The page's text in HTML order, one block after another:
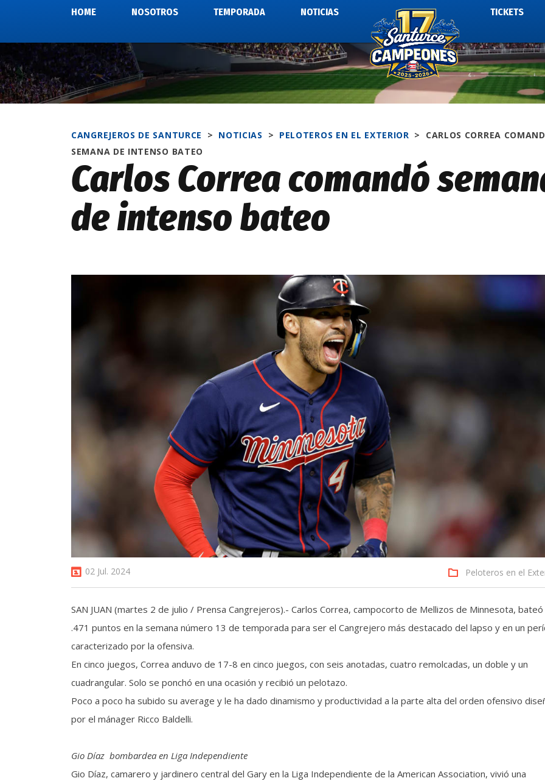
HOME NOSOTROS TEMPORADA NOTICIAS TICKETS
CANGREJEROS DE SANTURCE > NOTICIAS > PELOTEROS EN EL EXTERIOR >
CARLOS CORREA
SEMANA DE INTENSO BATEO
Carlos Correa comandó
de intenso bateo
02 Jul. 2024 Peloteros en el
SAN JUAN (martes 2 de julio / Prensa Cangrejeros).- Carlos Correa, campocorto de Mellizos de Minnesota, bateó
.471 puntos en la semana número 13 de temporada para ser el Cangrejero más destacado del lapso y en un
caracterizado por la ofensiva.
En cinco juegos, Correa anduvo de 17-8 en cinco juegos, con seis anotadas, cuatro remolcadas, un doble y un
cuadrangular. Solo se ponchó en una ocasión y recibió un pelotazo.
Poco a poco ha subido su average y le ha dado dinamismo y productividad a la parte alta del orden ofensivo
por el mánager Ricco Baldelli.
Gio Díaz bombardea en Liga Independiente
Gio Díaz, camarero y jardinero central del Gary en la Liga Independiente de la American Association, vivió una